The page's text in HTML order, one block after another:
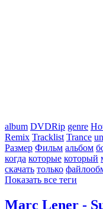
album DVDRip genre
Remix Tracklist Trance
Размер Фильм альбом
когда которые который
скачать только
Показать все теги
Marc Lener -